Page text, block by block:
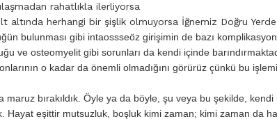
rahatlıkla ilerliyorsa
altında herhangi bir şişlik olmuyorsa İğnemiz Doğru
bulunması gibi intaossseöz girişimin de bazı
ve osteomyelit gibi sorunları da kendi içinde
o kadar da önemli olmadığını görürüz çünkü bu
maruz bırakıldık. Öyle ya da böyle, şu veya bu şekilde,
Hayat eşittir mutsuzluk, boşluk kimi zaman; kimi zaman da